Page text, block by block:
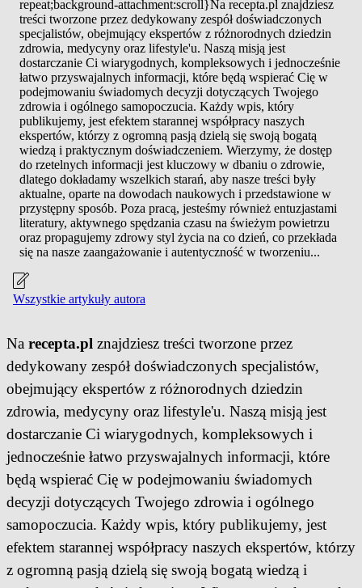
repeat;background-attachment:scroll}Na recepta.pl znajdziesz
treści tworzone przez dedykowany zespół doświadczonych
specjalistów, obejmujący ekspertów z różnorodnych dziedzin
zdrowia, medycyny oraz lifestyle'u. Naszą misją jest
dostarczanie Ci wiarygodnych, kompleksowych i jednocześnie
łatwo przyswajalnych informacji, które będą wspierać Cię w
podejmowaniu świadomych decyzji dotyczących Twojego
zdrowia i ogólnego samopoczucia. Każdy wpis, który
publikujemy, jest efektem starannej współpracy naszych
ekspertów, którzy z ogromną pasją dzielą się swoją bogatą
wiedzą i praktycznym doświadczeniem. Wierzymy, że dostęp
do rzetelnych informacji jest kluczowy w dbaniu o zdrowie,
dlatego dokładamy wszelkich starań, aby nasze treści były
aktualne, oparte na dowodach naukowych i przedstawione w
przystępny sposób. Poza pracą, jesteśmy również entuzjastami
literatury, aktywnego spędzania czasu na świeżym powietrzu
oraz propagujemy zdrowy styl życia na co dzień, co przekłada
się na nasze zaangażowanie i autentyczność w tworzeniu...
Wszystkie artykuły autora
Na recepta.pl znajdziesz treści tworzone przez
dedykowany zespół doświadczonych specjalistów,
obejmujący ekspertów z różnorodnych dziedzin
zdrowia, medycyny oraz lifestyle'u. Naszą misją jest
dostarczanie Ci wiarygodnych, kompleksowych i
jednocześnie łatwo przyswajalnych informacji, które
będą wspierać Cię w podejmowaniu świadomych
decyzji dotyczących Twojego zdrowia i ogólnego
samopoczucia. Każdy wpis, który publikujemy, jest
efektem starannej współpracy naszych ekspertów, którzy
z ogromną pasją dzielą się swoją bogatą wiedzą i